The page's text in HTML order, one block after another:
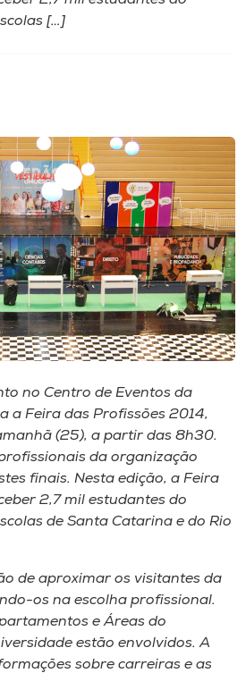
[…]
no Centro de Eventos da
a Feira das Profissões 2014,
(25), a partir das 8h30.
da organização
finais. Nesta edição, a Feira
2,7 mil estudantes do
de Santa Catarina e do Rio
de aproximar os visitantes da
os na escolha profissional.
e Áreas do
estão envolvidos. A
sobre carreiras e as